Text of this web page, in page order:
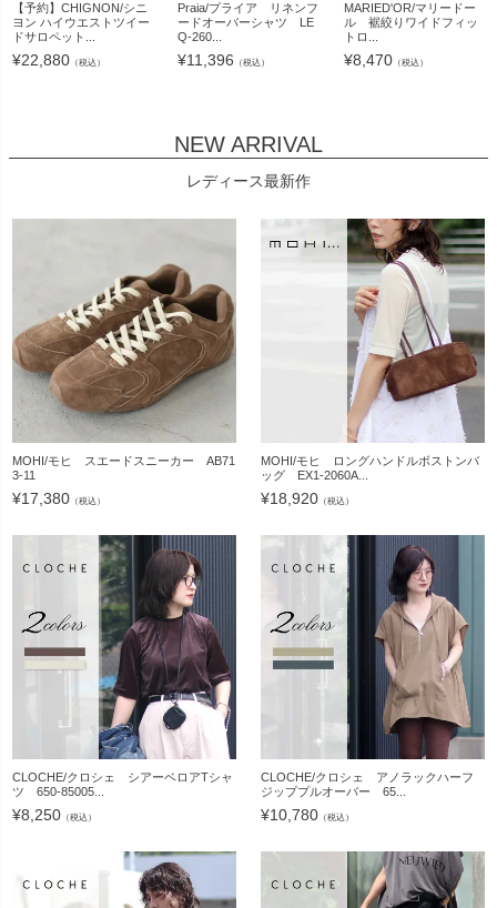
【予約】CHIGNON/シニ
ヨン ハイウエストツイー
ドサロペット...
¥22,880 （税込）
Praia/プライア リネンフ
ードオーバーシャツ LE
Q-260...
¥11,396 （税込）
MARIED'OR/マリードー
ル 裾絞りワイドフィッ
トロ...
¥8,470（税込）
NEW ARRIVAL
レディース最新作
MOHI/モヒ スエードスニーカー AB71
3-11
¥17,380 （税込）
MOHI/モヒ ロングハンドルボストンバ
ッグ EX1-2060A...
¥18,920 （税込）
CLOCHE/クロシェ シアーベロアTシャ
ツ 650-85005...
¥8,250 （税込）
CLOCHE/クロシェ アノラックハーフ
ジッププルオーバー 65...
¥10,780 （税込）